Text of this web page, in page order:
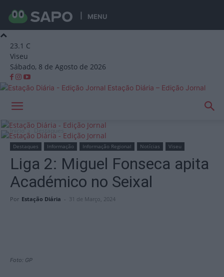
MENU
23.1 C
Viseu
Sábado, 8 de Agosto de 2026
Estação Diária – Edição Jornal
Início Destaques
Destaques Informação Informação Regional Notícias Viseu
Liga 2: Miguel Fonseca apita
Académico no Seixal
Por Estação Diária - 31 de Março, 2024
Foto: GP